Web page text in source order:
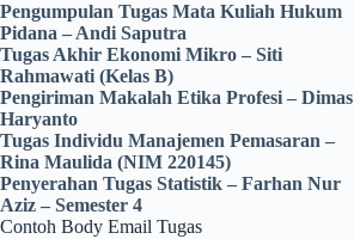
Pengumpulan Tugas Mata Kuliah Hukum
Pidana – Andi Saputra
Tugas Akhir Ekonomi Mikro – Siti
Rahmawati (Kelas B)
Pengiriman Makalah Etika Profesi – Dimas
Haryanto
Tugas Individu Manajemen Pemasaran –
Rina Maulida (NIM 220145)
Penyerahan Tugas Statistik – Farhan Nur
Aziz – Semester 4
Contoh Body Email Tugas